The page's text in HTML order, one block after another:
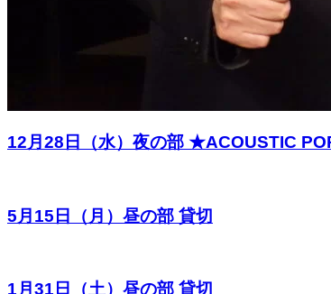
12月28日（水）夜の部 ★ACOUSTIC
5月15日（月）昼の部 貸切
1月31日（土）昼の部 貸切